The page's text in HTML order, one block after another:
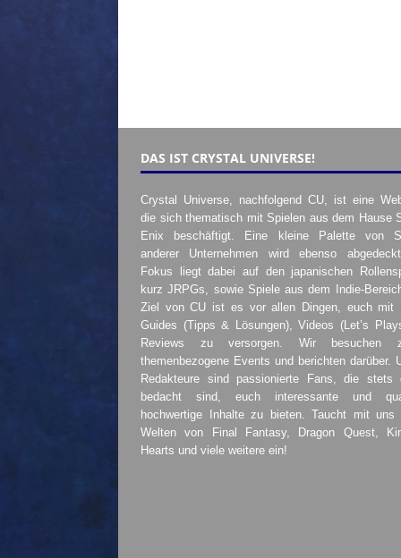
DAS IST CRYSTAL UNIVERSE!
Crystal Universe, nachfolgend CU, ist eine
die sich thematisch mit Spielen aus dem Hause
Enix beschäftigt. Eine kleine Palette von
anderer Unternehmen wird ebenso
Fokus liegt dabei auf den japanischen
kurz JRPGs, sowie Spiele aus dem Indie-
Ziel von CU ist es vor allen Dingen, euch mit
Guides (Tipps & Lösungen), Videos (Let’s
Reviews zu versorgen. Wir besuchen
themenbezogene Events und berichten darüber.
Redakteure sind passionierte Fans, die stets
bedacht sind, euch interessante und
hochwertige Inhalte zu bieten. Taucht mit
Welten von Final Fantasy, Dragon Quest,
Hearts und viele weitere ein!